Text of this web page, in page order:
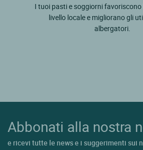
I tuoi pasti e soggiorni
livello locale e migliorano gli
albergatori.
Abbonati alla nostra
e ricevi tutte le news e i suggerimenti sui